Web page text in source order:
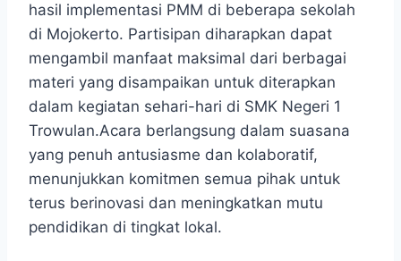
hasil implementasi PMM di beberapa sekolah
di Mojokerto. Partisipan diharapkan dapat
mengambil manfaat maksimal dari berbagai
materi yang disampaikan untuk diterapkan
dalam kegiatan sehari-hari di SMK Negeri 1
Trowulan.Acara berlangsung dalam suasana
yang penuh antusiasme dan kolaboratif,
menunjukkan komitmen semua pihak untuk
terus berinovasi dan meningkatkan mutu
pendidikan di tingkat lokal.